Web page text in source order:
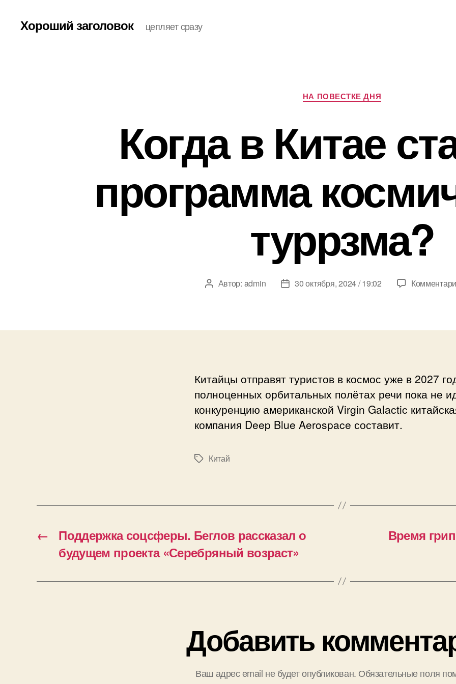
Хороший заголовок цепляет сразу
Рубрики
НА ПОВЕСТКЕ ДНЯ
Когда в Китае
программа
туррзма?
Автор
Автор: admin
Дата30 октября, 2024 / 19:02
Китайцы отправят туристов в космос уже в 2027
полноценных орбитальных полётах речи пока не
конкуренцию американской Virgin Galactic
компания Deep Blue Aerospace составит.
МеткиКитай
←
Поддержка соцсферы. Беглов рассказал о
будущем проекта «Серебряный возраст»
Время
Добавить
Ваш адрес email не будет опубликован. Обязательные поля